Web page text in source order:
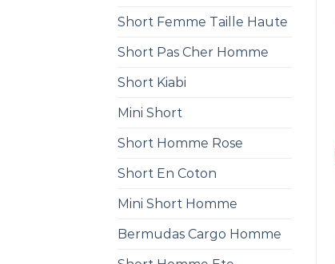
Short Femme Taille Haute
Short Pas Cher Homme
Short Kiabi
Mini Short
Short Homme Rose
Short En Coton
Mini Short Homme
Bermudas Cargo Homme